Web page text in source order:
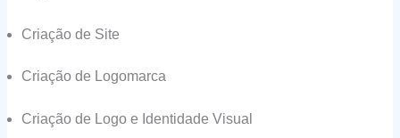
Criação de Site
Criação de Logomarca
Criação de Logo e Identidade Visual